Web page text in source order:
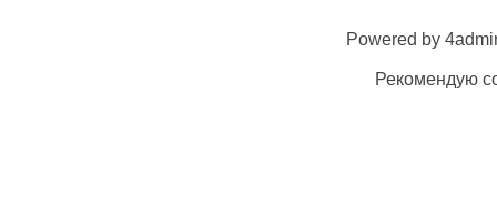
Powered by
Рекомендую